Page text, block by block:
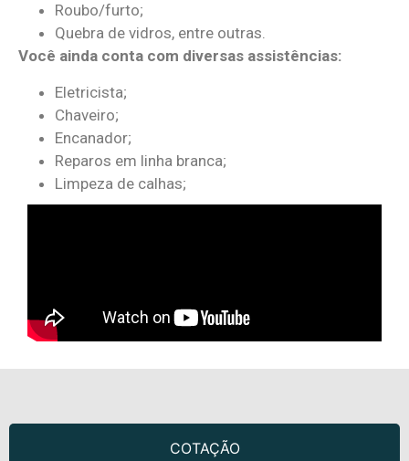
Roubo/furto;
Quebra de vidros, entre outras.
Você ainda conta com diversas assistências:
Eletricista;
Chaveiro;
Encanador;
Reparos em linha branca;
Limpeza de calhas;
COTAÇÃO